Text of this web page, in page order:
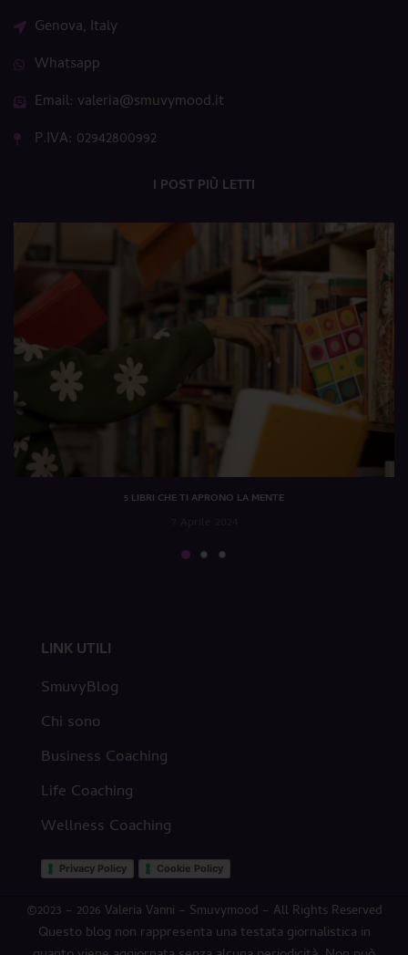
Genova, Italy
Whatsapp
Email: valeria@smuvymood.it
P.IVA: 02942800992
I POST PIÙ LETTI
5 LIBRI CHE TI APRONO LA MENTE
LINK UTILI
SmuvyBlog
Chi sono
Business Coaching
Life Coaching
Wellness Coaching
Privacy Policy Cookie Policy
©2023 – 2026 Valeria Vanni – Smuvymood – All Rights Reserved
Questo blog non rappresenta una testata giornalistica in